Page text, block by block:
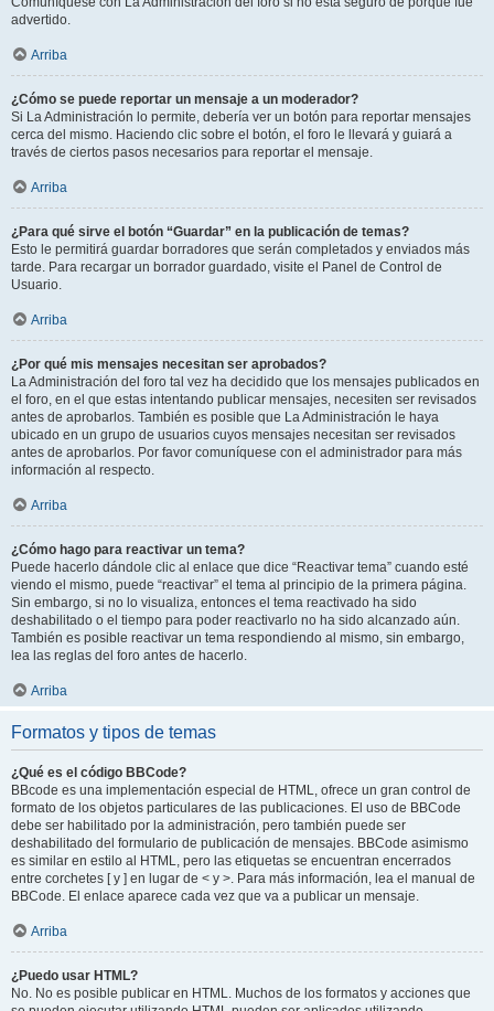
advertido.
Arriba
¿Cómo se puede reportar un mensaje a un moderador?
Si La Administración lo permite, debería ver un botón para reportar mensajes
cerca del mismo. Haciendo clic sobre el botón, el foro le llevará y guiará a
través de ciertos pasos necesarios para reportar el mensaje.
Arriba
¿Para qué sirve el botón “Guardar” en la publicación de temas?
Esto le permitirá guardar borradores que serán completados y enviados más
tarde. Para recargar un borrador guardado, visite el Panel de Control de
Usuario.
Arriba
¿Por qué mis mensajes necesitan ser aprobados?
La Administración del foro tal vez ha decidido que los mensajes publicados en
el foro, en el que estas intentando publicar mensajes, necesiten ser revisados
antes de aprobarlos. También es posible que La Administración le haya
ubicado en un grupo de usuarios cuyos mensajes necesitan ser revisados
antes de aprobarlos. Por favor comuníquese con el administrador para más
información al respecto.
Arriba
¿Cómo hago para reactivar un tema?
Puede hacerlo dándole clic al enlace que dice “Reactivar tema” cuando esté
viendo el mismo, puede “reactivar” el tema al principio de la primera página.
Sin embargo, si no lo visualiza, entonces el tema reactivado ha sido
deshabilitado o el tiempo para poder reactivarlo no ha sido alcanzado aún.
También es posible reactivar un tema respondiendo al mismo, sin embargo,
lea las reglas del foro antes de hacerlo.
Arriba
Formatos y tipos de temas
¿Qué es el código BBCode?
BBcode es una implementación especial de HTML, ofrece un gran control de
formato de los objetos particulares de las publicaciones. El uso de BBCode
debe ser habilitado por la administración, pero también puede ser
deshabilitado del formulario de publicación de mensajes. BBCode asimismo
es similar en estilo al HTML, pero las etiquetas se encuentran encerrados
entre corchetes [ y ] en lugar de < y >. Para más información, lea el manual de
BBCode. El enlace aparece cada vez que va a publicar un mensaje.
Arriba
¿Puedo usar HTML?
No. No es posible publicar en HTML. Muchos de los formatos y acciones que